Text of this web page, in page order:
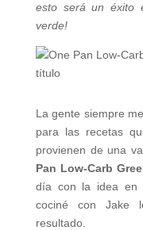
esto será un éxito
verde!
La gente siempre
para las recetas
provienen de una
Pan Low-Carb
día con la idea en
cociné con Jake
resultado.